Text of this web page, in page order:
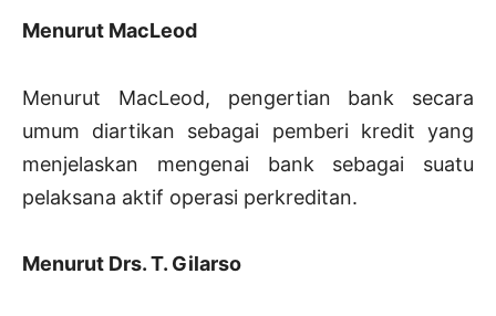
Menurut MacLeod
Menurut MacLeod, pengertian bank secara
umum diartikan sebagai pemberi kredit yang
menjelaskan mengenai bank sebagai suatu
pelaksana aktif operasi perkreditan.
Menurut Drs. T. Gilarso